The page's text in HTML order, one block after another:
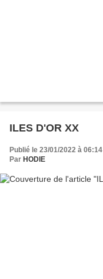
ILES D'OR XX
Publié le 23/01/2022 à 06:14
Par HODIE